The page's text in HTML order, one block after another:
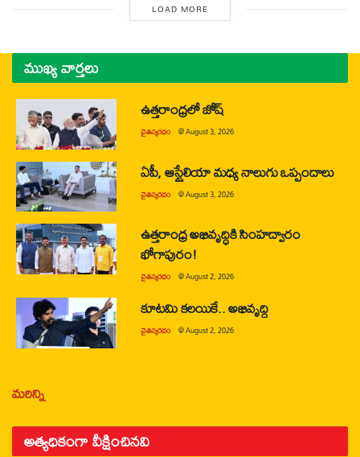
LOAD MORE
ముఖ్య వార్తలు
ఉత్తరాంధ్రలో జోష్
చైతన్యరధం @August 3, 2026
ఏపీ, ఆస్ట్రేలియా మధ్య నాలుగు ఒప్పందాలు
చైతన్యరధం @August 3, 2026
ఉత్తరాంధ్ర అభివృద్ధికి సింహద్వారం
భోగాపురం!
చైతన్యరధం @August 2, 2026
కూటమి కలయికే.. అభివృద్ధి
చైతన్యరధం @August 2, 2026
మరిన్ని
అత్యధికంగా వీక్షించినవి